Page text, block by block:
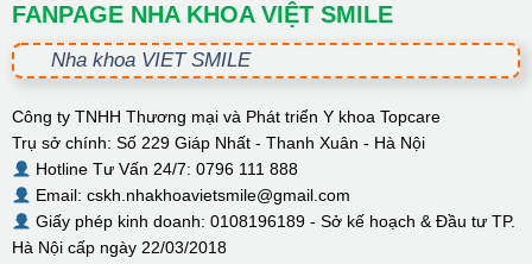
FANPAGE NHA KHOA VIỆT SMILE
Nha khoa VIET SMILE
Công ty TNHH Thương mại và Phát triển Y khoa Topcare
Trụ sở chính: Số 229 Giáp Nhất - Thanh Xuân - Hà Nội
Hotline Tư Vấn 24/7: 0796 111 888
Email: cskh.nhakhoavietsmile@gmail.com
Giấy phép kinh doanh: 0108196189 - Sở kế hoạch & Đầu tư TP.
Hà Nội cấp ngày 22/03/2018